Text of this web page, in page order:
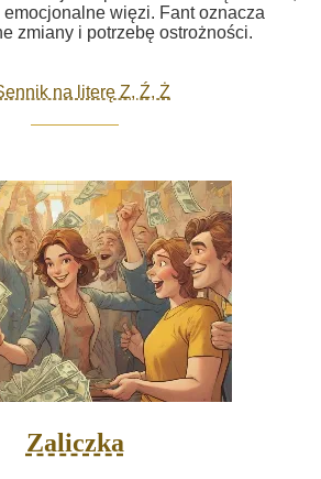
więzi. Fant oznacza
zmiany i potrzebę ostrożności.
na literę Z, Ź, Ż
Zaliczka